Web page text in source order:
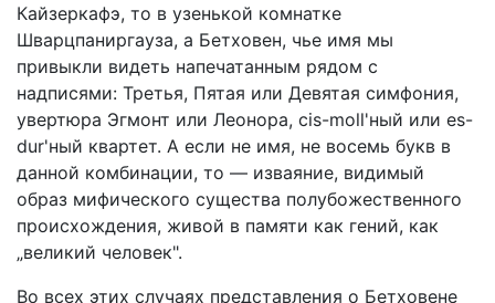
Кайзеркафэ, то в узенькой комнатке
Шварцпаниргауза, а Бетховен, чье имя мы
привыкли видеть напечатанным рядом с
надписями: Третья, Пятая или Девятая симфония,
увертюра Эгмонт или Леонора, cis-moll'ный или es-
dur'ный квартет. А если не имя, не восемь букв в
данной комбинации, то — изваяние, видимый
образ мифического существа полубожественного
происхождения, живой в памяти как гений, как
„великий человек".
Во всех этих случаях представления о Бетховене